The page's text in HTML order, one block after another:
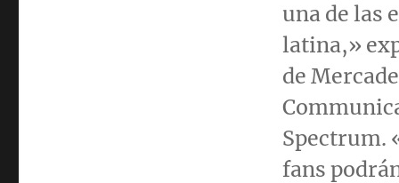
una de las
latina,»
de
Spectrum.
fans